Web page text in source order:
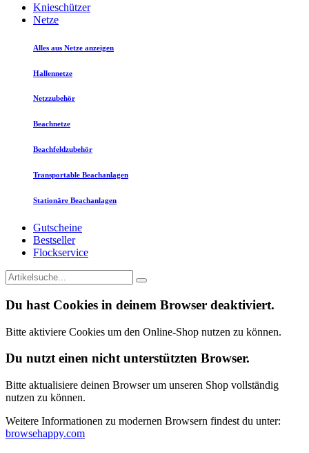
Knieschützer
Netze
Alles aus Netze anzeigen
Hallennetze
Netzzubehör
Beachnetze
Beachfeldzubehör
Transportable Beachanlagen
Stationäre Beachanlagen
Gutscheine
Bestseller
Flockservice
Du hast Cookies in deinem Browser deaktiviert.
Bitte aktiviere Cookies um den Online-Shop nutzen zu können.
Du nutzt einen nicht unterstützten Browser.
Bitte aktualisiere deinen Browser um unseren Shop vollständig
nutzen zu können.
Weitere Informationen zu modernen Browsern findest du unter:
browsehappy.com